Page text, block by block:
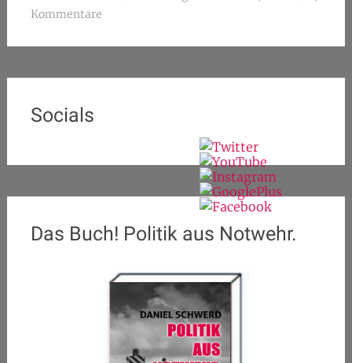
Kommentare
Socials
Das Buch! Politik aus Notwehr.